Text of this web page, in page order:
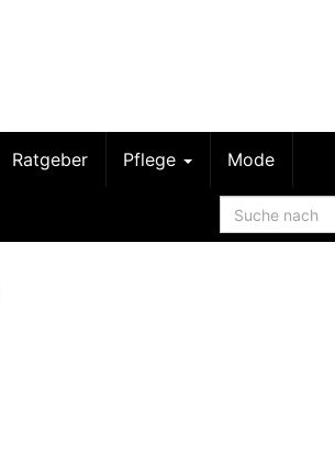
Ratgeber Pflege Mode